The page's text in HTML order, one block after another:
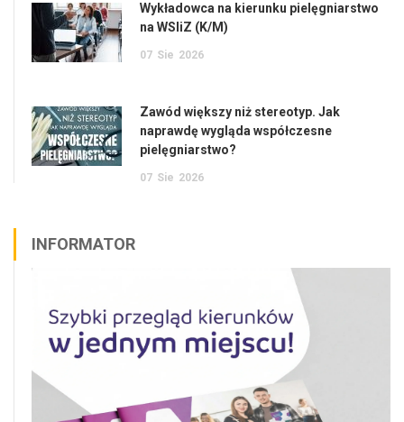
Wykładowca na kierunku pielęgniarstwo
na WSIiZ (K/M)
07 Sie 2026
Zawód większy niż stereotyp. Jak
naprawdę wygląda współczesne
pielęgniarstwo?
07 Sie 2026
INFORMATOR